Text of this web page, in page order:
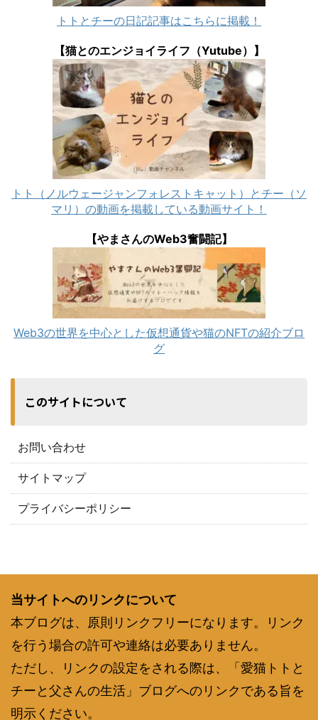
トトとチーの日記記事はこちらに掲載！
【猫とのエンジョイライフ（Yutube）】
トト（ノルウェージャンフォレストキャット）とチー（ソ
マリ）の動画を掲載している動画サイト！
【やまさんのWeb3奮闘記】
Web3の世界を中心とした仮想通貨や猫のNFTの紹介ブロ
グ
このサイトについて
お問い合わせ
サイトマップ
プライバシーポリシー
当サイトへのリンクについて
本ブログは、原則リンクフリーになります。リンク
を行う場合の許可や連絡は必要ありません。
ただし、リンクの設定をされる際は、「愛猫トトと
チーと父さんの生活」ブログへのリンクである旨を
明示ください。